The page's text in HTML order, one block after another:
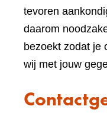
tevoren
daarom
bezoekt zodat je
wij met jouw